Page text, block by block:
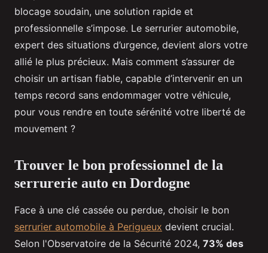
blocage soudain, une solution rapide et
professionnelle s’impose. Le serrurier automobile,
expert des situations d’urgence, devient alors votre
allié le plus précieux. Mais comment s’assurer de
choisir un artisan fiable, capable d’intervenir en un
temps record sans endommager votre véhicule,
pour vous rendre en toute sérénité votre liberté de
mouvement ?
Trouver le bon professionnel de la
serrurerie auto en Dordogne
Face à une clé cassée ou perdue, choisir le bon
serrurier automobile à Perigueux devient crucial.
Selon l'Observatoire de la Sécurité 2024, 73% des